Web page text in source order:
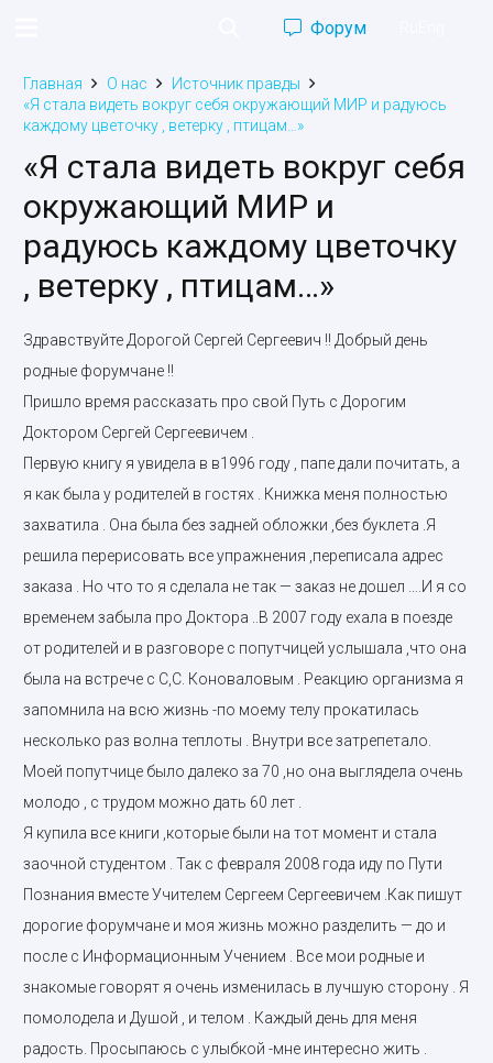
Форум
Главная О нас
Источник правды
«Я стала видеть вокруг себя окружающий МИР и радуюсь
каждому цветочку , ветерку , птицам…»
«Я стала видеть вокруг себя
окружающий МИР и
радуюсь каждому цветочку
, ветерку , птицам…»
Здравствуйте Дорогой Сергей Сергеевич !! Добрый день
родные форумчане !!
Пришло время рассказать про свой Путь с Дорогим
Доктором Сергей Сергеевичем .
Первую книгу я увидела в в1996 году , папе дали почитать, а
я как была у родителей в гостях . Книжка меня полностью
захватила . Она была без задней обложки ,без буклета .Я
решила перерисовать все упражнения ,переписала адрес
заказа . Но что то я сделала не так — заказ не дошел ….И я со
временем забыла про Доктора ..В 2007 году ехала в поезде
от родителей и в разговоре с попутчицей услышала ,что она
была на встрече с С,С. Коноваловым . Реакцию организма я
запомнила на всю жизнь -по моему телу прокатилась
несколько раз волна теплоты . Внутри все затрепетало.
Моей попутчице было далеко за 70 ,но она выглядела очень
молодо , с трудом можно дать 60 лет .
Я купила все книги ,которые были на тот момент и стала
заочной студентом . Так с февраля 2008 года иду по Пути
Познания вместе Учителем Сергеем Сергеевичем .Как пишут
дорогие форумчане и моя жизнь можно разделить — до и
после с Информационным Учением . Все мои родные и
знакомые говорят я очень изменилась в лучшую сторону . Я
помолодела и Душой , и телом . Каждый день для меня
радость. Просыпаюсь с улыбкой -мне интересно жить .